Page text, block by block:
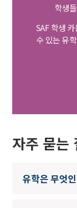
학생
SAF 학생
수 있는 유
자주 묻는
유학은 무엇